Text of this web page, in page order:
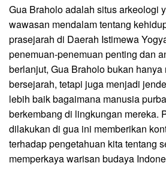
Gua Braholo adalah situs arkeologi
wawasan mendalam tentang
prasejarah di Daerah Istimewa
penemuan-penemuan penting dan
berlanjut, Gua Braholo bukan
bersejarah, tetapi juga menjadi
lebih baik bagaimana manusia
berkembang di lingkungan mereka.
dilakukan di gua ini memberikan
terhadap pengetahuan kita tentang
memperkaya warisan budaya